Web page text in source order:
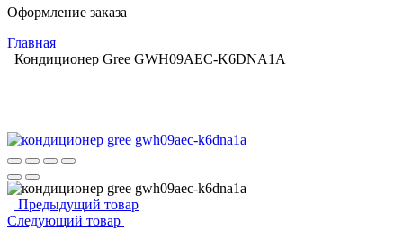
Оформление заказа
Главная
Кондиционер Gree GWH09AEC-K6DNA1A
Предыдущий товар
Следующий товар